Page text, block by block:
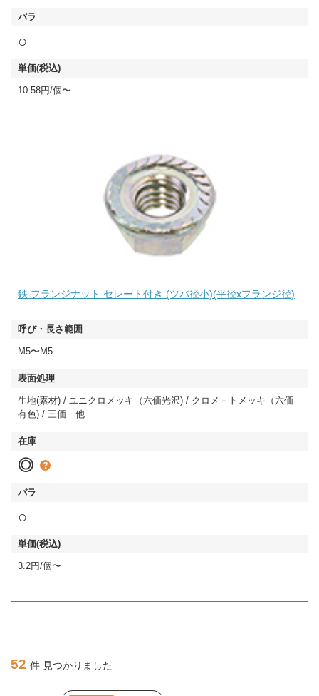
○
10.58円/個〜
鉄 フランジナット セレート付き (ツバ径小)(平径xフランジ径)
M5〜M5
生地(素材) / ユニクロメッキ（六価光沢) / クロメ－トメッキ（六価
有色) / 三価 他
◎
○
3.2円/個〜
52 件 見つかりました